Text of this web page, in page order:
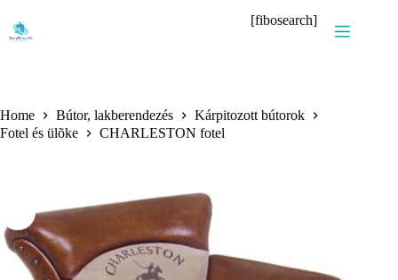
content
[fibosearch]
Home Bútor, lakberendezés
Kárpitozott bútorok
Fotel és ülõke
CHARLESTON fotel